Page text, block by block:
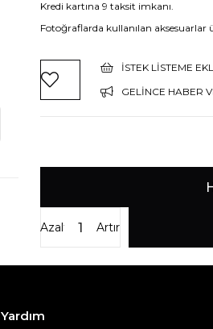
Kredi kartına 9 taksit imkanı.
Fotoğraflarda kullanılan aksesuarlar
İSTEK LISTEME
GELINCE HABER
Artır
Azalt
Yardım